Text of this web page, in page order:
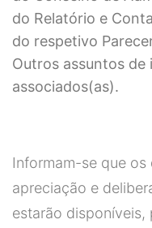
do Relatório e
do respetivo
Outros assuntos de
associados(as).
Informam-se que
apreciação e
estarão disponíveis,